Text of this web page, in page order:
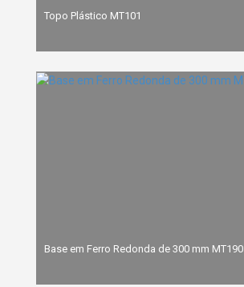
Topo Plástico MT101
Base em Ferro Redonda de 300 mm MT190